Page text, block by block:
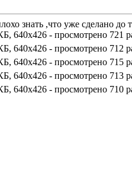
знать ,что уже сделано до
640x426 - просмотрено 721
640x426 - просмотрено 712
640x426 - просмотрено 715
640x426 - просмотрено 713
640x426 - просмотрено 710